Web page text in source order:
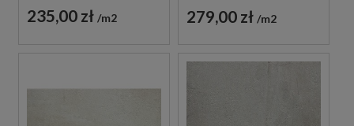
BETON
235,00 zł m2
BETONOWE
279,00 zł m2